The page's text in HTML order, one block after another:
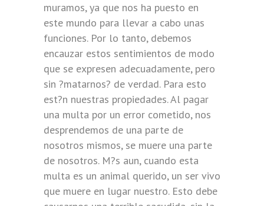
muramos, ya que nos ha puesto en
este mundo para llevar a cabo unas
funciones. Por lo tanto, debemos
encauzar estos sentimientos de modo
que se expresen adecuadamente, pero
sin ?matarnos? de verdad. Para esto
est?n nuestras propiedades. Al pagar
una multa por un error cometido, nos
desprendemos de una parte de
nosotros mismos, se muere una parte
de nosotros. M?s aun, cuando esta
multa es un animal querido, un ser vivo
que muere en lugar nuestro. Esto debe